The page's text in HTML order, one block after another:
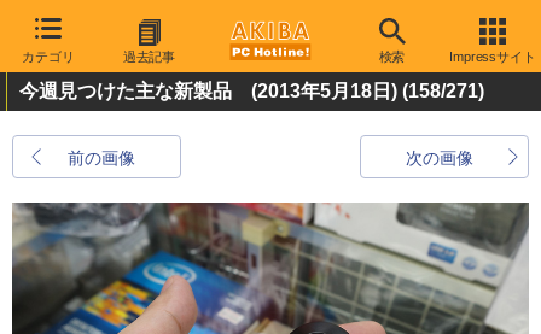
カテゴリ 過去記事 検索 Impressサイト
今週見つけた主な新製品 (2013年5月18日) (158/271)
前の画像 次の画像